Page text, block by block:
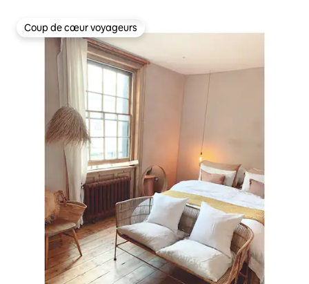
Coup de cœur voyageurs
Coup de cœur voyageurs